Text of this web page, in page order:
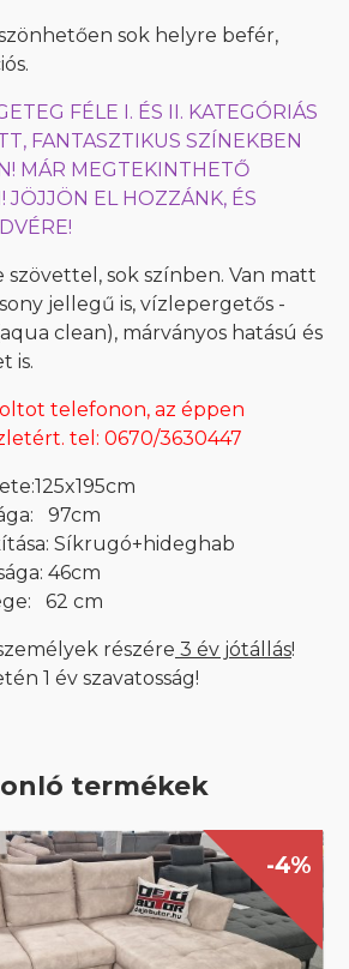
sok helyre befér,
FÉLE I. ÉS II. KATEGÓRIÁS
FANTASZTIKUS SZÍNEKBEN
MÁR MEGTEKINTHETŐ
JÖJJÖN EL HOZZÁNK, ÉS
sok színben. Van matt
jellegű is, vízlepergetős -
clean), márványos hatású és
is.
telefonon, az éppen
tel: 0670/3630447
97cm
Síkrugó+hideghab
46cm
62 cm
részére 3 év jótállás!
1 év szavatosság!
termékek
-4%